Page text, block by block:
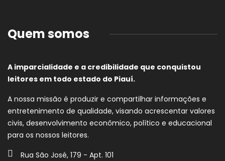
Quem somos
A imparcialidade e a credibilidade que conquistou
leitores em todo estado do Piauí.
A nossa missão é produzir e compartilhar informações e
entretenimento de qualidade, visando acrescentar valores
civis, desenvolvimento econômico, político e educacional
para os nossos leitores.
Rua São José, 179 - Apt. 101